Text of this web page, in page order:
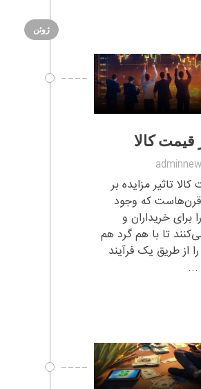
ژوئن
قیمت کالا
تاثیر مزایده بر
قرن‌هاست که وجود
برای خریداران و
تا با هم گرد هم
از طریق یک فرآیند
...